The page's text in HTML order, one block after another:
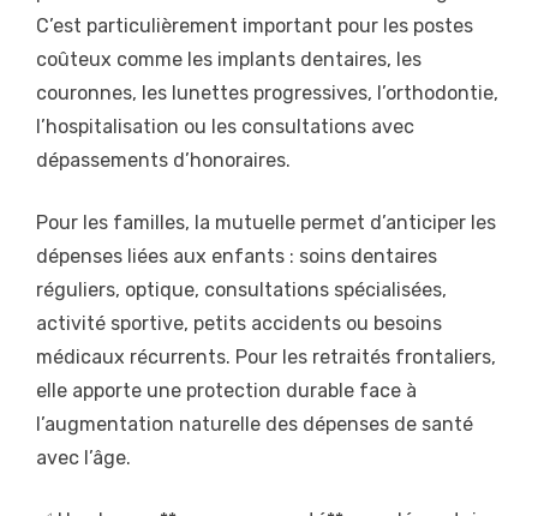
C’est particulièrement important pour les postes
coûteux comme les implants dentaires, les
couronnes, les lunettes progressives, l’orthodontie,
l’hospitalisation ou les consultations avec
dépassements d’honoraires.
Pour les familles, la mutuelle permet d’anticiper les
dépenses liées aux enfants : soins dentaires
réguliers, optique, consultations spécialisées,
activité sportive, petits accidents ou besoins
médicaux récurrents. Pour les retraités frontaliers,
elle apporte une protection durable face à
l’augmentation naturelle des dépenses de santé
avec l’âge.